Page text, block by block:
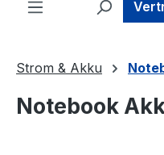
Strom & Akku
Notebook